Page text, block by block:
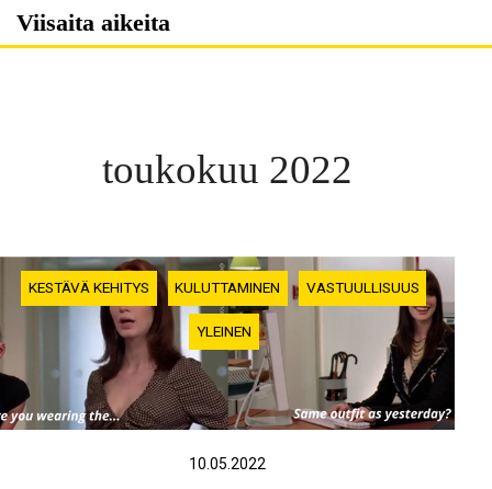
Skip
Viisaita aikeita
toukokuu 2022
KESTÄVÄ KEHITYS KULUTTAMINEN VASTUULLISUUS
YLEINEN
10.05.2022